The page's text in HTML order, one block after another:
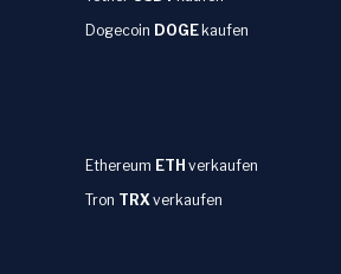
Dogecoin DOGE kaufen
Ethereum ETH verkaufen
Tron TRXverkaufen